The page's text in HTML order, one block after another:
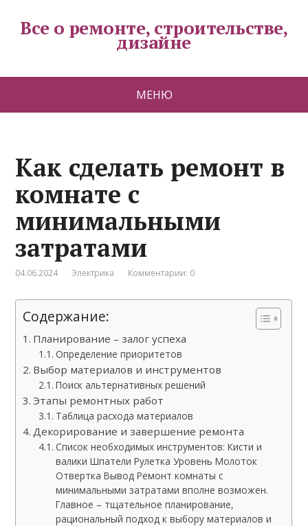
Все о ремонте, строительстве,
дизайне
МЕНЮ
Как сделать ремонт в
комнате с
минимальными
затратами
04.06.2024 Электрика Комментарии: 0
Содержание:
Планирование – залог успеха
Определение приоритетов
Выбор материалов и инструментов
Поиск альтернативных решений
Этапы ремонтных работ
Таблица расхода материалов
Декорирование и завершение ремонта
Список необходимых инструментов: Кисти и
валики Шпатели Рулетка Уровень Молоток
Отвертка Вывод Ремонт комнаты с
минимальными затратами вполне возможен.
Главное – тщательное планирование,
рациональный подход к выбору материалов и